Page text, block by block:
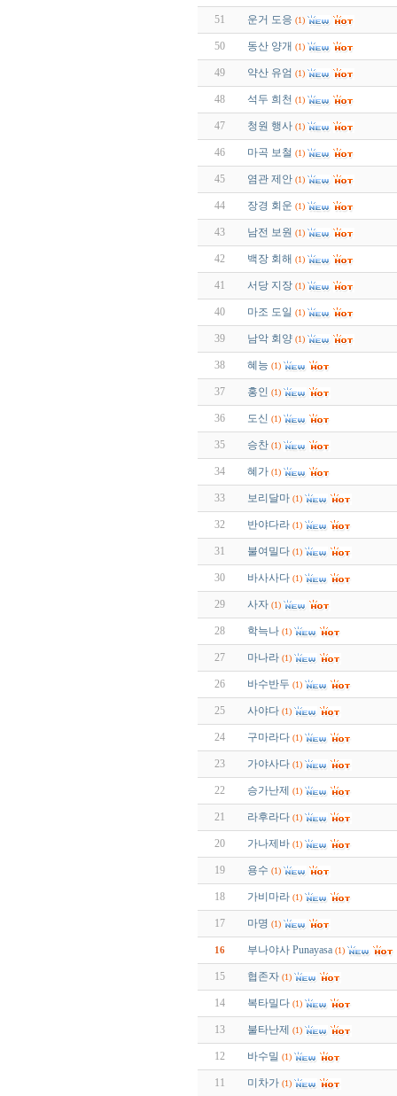
51 운거 도응 (1)
50 동산 양개 (1)
49 약산 유엄 (1)
48 석두 희천 (1)
47 청원 행사 (1)
46 마곡 보철 (1)
45 염관 제안 (1)
44 장경 회운 (1)
43 남전 보원 (1)
42 백장 회해 (1)
41 서당 지장 (1)
40 마조 도일 (1)
39 남악 회양 (1)
38 혜능 (1)
37 홍인 (1)
36 도신 (1)
35 승찬 (1)
34 혜가 (1)
33 보리달마 (1)
32 반야다라 (1)
31 불여밀다 (1)
30 바사사다 (1)
29 사자 (1)
28 학늑나 (1)
27 마나라 (1)
26 바수반두 (1)
25 사야다 (1)
24 구마라다 (1)
23 가야사다 (1)
22 승가난제 (1)
21 라후라다 (1)
20 가나제바 (1)
19 용수 (1)
18 가비마라 (1)
17 마명 (1)
16 부나야사 Punayasa (1)
15 협존자 (1)
14 복타밀다 (1)
13 불타난제 (1)
12 바수밀 (1)
11 미차가 (1)